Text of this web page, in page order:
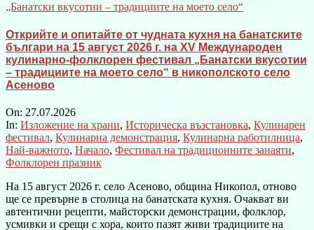
Открийте и опитайте от чудната кухня на банатските
българи на 15 август 2026 г. на XV Международен
кулинарно-фолклорен фестивал „Банатски вкусотии
– традициите на моето село“ в никополското село
Асеново
On: 27.07.2026
In: Изложение на храни, Историческа възстановка, Кулинарен
фестивал, Кулинарна демонстрация, Кулинарна работилница,
Най-важното, Начало, Фестивал на традиционните занаяти,
Фолклорен празник
На 15 август 2026 г. село Асеново, община Никопол, отново
ще се превърне в столица на банатската кухня. Очакват ви
автентични рецепти, майсторски демонстрации, фолклор,
усмивки и срещи с хора, които пазят живи традициите на